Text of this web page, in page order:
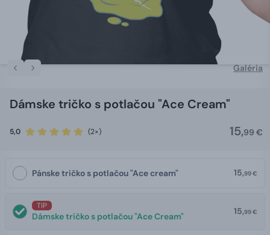
Galéria
Dámske tričko s potlačou "Ace Cream"
5,0 (2×) 15,99 €
Pánske tričko s potlačou "Ace cream" 15,99 €
TIP
Dámske tričko s potlačou "Ace Cream" 15,99 €